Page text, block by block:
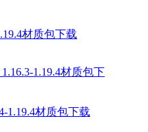
材质包下载
1.19.4材质包下载